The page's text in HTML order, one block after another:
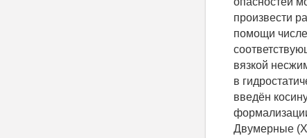
произвести
помощи
вязкой
в
введён
Двумерные